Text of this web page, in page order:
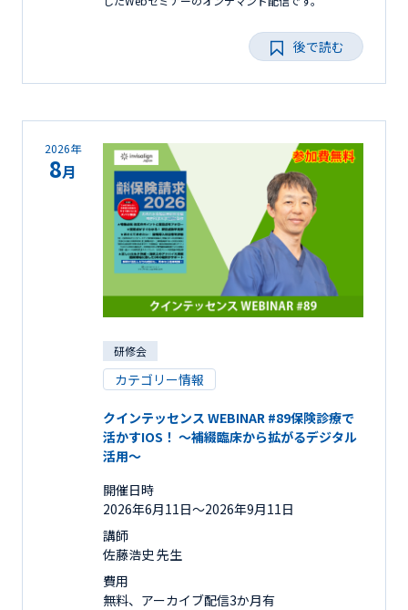
後で読む
2026年
8月
研修会
カテゴリー情報
クインテッセンス WEBINAR #89保険診療で
活かすIOS！ ～補綴臨床から拡がるデジタル
活用～
開催日時
2026年6月11日〜2026年9月11日
講師
佐藤浩史 先生
費用
無料、アーカイブ配信3か月有